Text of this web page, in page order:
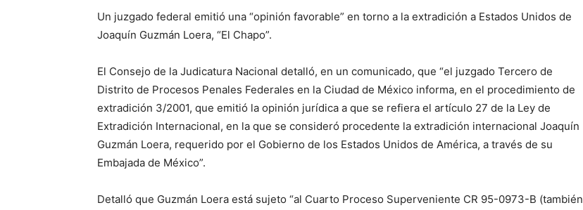
Un juzgado federal emitió una “opinión favorable” en torno a la extradición a Estados Unidos de
Joaquín Guzmán Loera, “El Chapo”.
El Consejo de la Judicatura Nacional detalló, en un comunicado, que “el juzgado Tercero de
Distrito de Procesos Penales Federales en la Ciudad de México informa, en el procedimiento de
extradición 3/2001, que emitió la opinión jurídica a que se refiera el artículo 27 de la Ley de
Extradición Internacional, en la que se consideró procedente la extradición internacional Joaquín
Guzmán Loera, requerido por el Gobierno de los Estados Unidos de América, a través de su
Embajada de México”.
Detalló que Guzmán Loera está sujeto “al Cuarto Proceso Superveniente CR 95-0973-B (también